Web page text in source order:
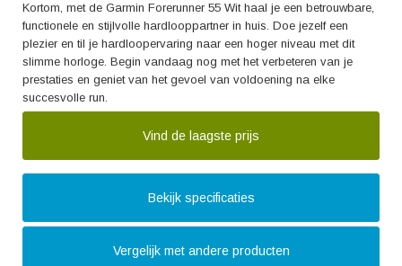
Kortom, met de Garmin Forerunner 55 Wit haal je een betrouwbare,
functionele en stijlvolle hardlooppartner in huis. Doe jezelf een
plezier en til je hardloopervaring naar een hoger niveau met dit
slimme horloge. Begin vandaag nog met het verbeteren van je
prestaties en geniet van het gevoel van voldoening na elke
succesvolle run.
Vind de laagste prijs
Bekijk specificaties
Vergelijk met andere producten